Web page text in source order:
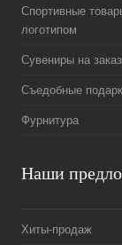
Спортивные
логотипом
Сувениры на заказ
Съедобные
Фурнитура
Наши
Хиты-продаж